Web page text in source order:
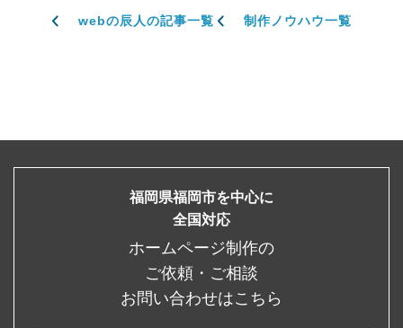
webの辰人の記事一覧 制作ノウハウ一覧
福岡県福岡市を中心に
全国対応
ホームページ制作の
ご依頼・ご相談
お問い合わせはこちら